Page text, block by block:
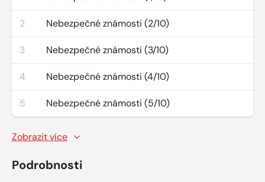
2 Nebezpečné známosti (2/10)
3 Nebezpečné známosti (3/10)
4 Nebezpečné známosti (4/10)
5 Nebezpečné známosti (5/10)
Zobrazit více
Podrobnosti